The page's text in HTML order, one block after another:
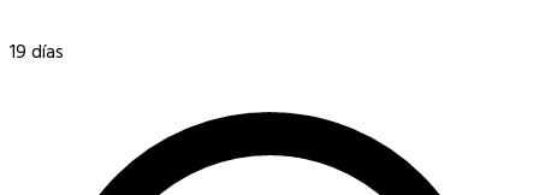
19 días